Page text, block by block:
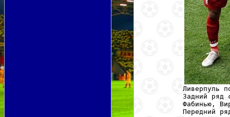
Ливерпуль
Задний ряд
Фабинью,
Передний